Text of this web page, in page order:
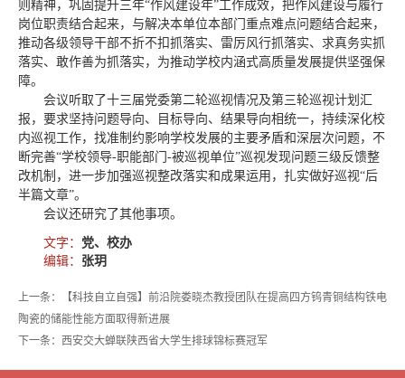
则精神，巩固提升三年“作风建设年”工作成效，把作风建设与履行
岗位职责结合起来，与解决本单位本部门重点难点问题结合起来，
推动各级领导干部不折不扣抓落实、雷厉风行抓落实、求真务实抓
落实、敢作善为抓落实，为推动学校内涵式高质量发展提供坚强保
障。
会议听取了十三届党委第二轮巡视情况及第三轮巡视计划汇
报，要求坚持问题导向、目标导向、结果导向相统一，持续深化校
内巡视工作，找准制约影响学校发展的主要矛盾和深层次问题，不
断完善“学校领导-职能部门-被巡视单位”巡视发现问题三级反馈整
改机制，进一步加强巡视整改落实和成果运用，扎实做好巡视“后
半篇文章”。
会议还研究了其他事项。
文字： 党、校办
编辑： 张玥
上一条：【科技自立自强】前沿院娄晓杰教授团队在提高四方钨青铜结构铁电
陶瓷的储能性能方面取得新进展
下一条：西安交大蝉联陕西省大学生排球锦标赛冠军